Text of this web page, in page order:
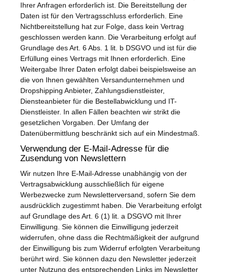
Ihrer Anfragen erforderlich ist. Die Bereitstellung der
Daten ist für den Vertragsschluss erforderlich. Eine
Nichtbereitstellung hat zur Folge, dass kein Vertrag
geschlossen werden kann. Die Verarbeitung erfolgt auf
Grundlage des Art. 6 Abs. 1 lit. b DSGVO und ist für die
Erfüllung eines Vertrags mit Ihnen erforderlich. Eine
Weitergabe Ihrer Daten erfolgt dabei beispielsweise an
die von Ihnen gewählten Versandunternehmen und
Dropshipping Anbieter, Zahlungsdienstleister,
Diensteanbieter für die Bestellabwicklung und IT-
Dienstleister. In allen Fällen beachten wir strikt die
gesetzlichen Vorgaben. Der Umfang der
Datenübermittlung beschränkt sich auf ein Mindestmaß.
Verwendung der E-Mail-Adresse für die
Zusendung von Newslettern
Wir nutzen Ihre E-Mail-Adresse unabhängig von der
Vertragsabwicklung ausschließlich für eigene
Werbezwecke zum Newsletterversand, sofern Sie dem
ausdrücklich zugestimmt haben. Die Verarbeitung erfolgt
auf Grundlage des Art. 6 (1) lit. a DSGVO mit Ihrer
Einwilligung. Sie können die Einwilligung jederzeit
widerrufen, ohne dass die Rechtmäßigkeit der aufgrund
der Einwilligung bis zum Widerruf erfolgten Verarbeitung
berührt wird. Sie können dazu den Newsletter jederzeit
unter Nutzung des entsprechenden Links im Newsletter